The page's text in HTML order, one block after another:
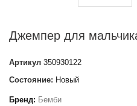
Джемпер для
Артикул 350930122
Состояние: Новый
Бренд: Бемби